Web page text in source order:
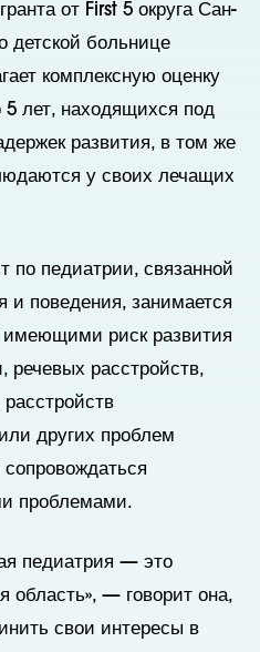
от First 5 округа Сан-
детской больнице
комплексную оценку
5 лет, находящихся под
развития, в том же
у своих лечащих
по педиатрии, связанной
и поведения, занимается
риск развития
речевых расстройств,
других проблем
сопровождаться
проблемами.
педиатрия — это
область», — говорит она,
свои интересы в